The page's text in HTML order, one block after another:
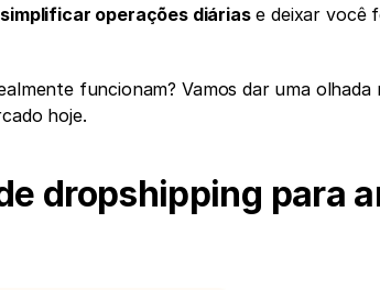
simplificar operações diárias
funcionam? Vamos dar uma olhada
hoje.
dropshipping para